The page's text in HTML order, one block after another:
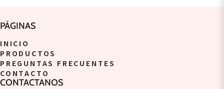
PÁGINAS
INICIO
PRODUCTOS
PREGUNTAS FRECUENTES
CONTACTO
CONTACTANOS